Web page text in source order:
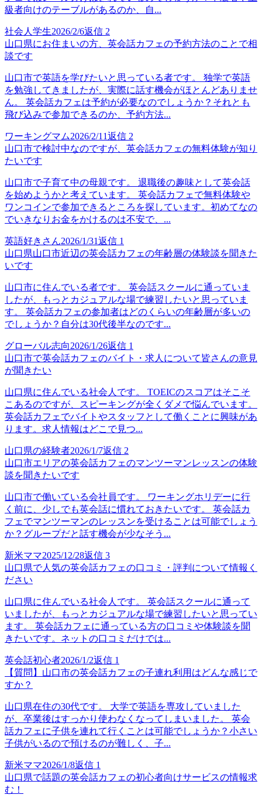
級者向けのテーブルがあるのか、自...
社会人学生2026/2/6返信 2
山口県にお住まいの方、英会話カフェの予約方法のことで相
談です
山口市で英語を学びたいと思っている者です。 独学で英語
を勉強してきましたが、実際に話す機会がほとんどありませ
ん。 英会話カフェは予約が必要なのでしょうか？それとも
飛び込みで参加できるのか、予約方法...
ワーキングマム2026/2/11返信 2
山口市で検討中なのですが、英会話カフェの無料体験が知り
たいです
山口市で子育て中の母親です。 退職後の趣味として英会話
を始めようかと考えています。 英会話カフェで無料体験や
ワンコインで参加できるところを探しています。初めてなの
でいきなりお金をかけるのは不安で、...
英語好きさん2026/1/31返信 1
山口県山口市近辺の英会話カフェの年齢層の体験談を聞きた
いです
山口市に住んでいる者です。 英会話スクールに通っていま
したが、もっとカジュアルな場で練習したいと思っていま
す。 英会話カフェの参加者はどのくらいの年齢層が多いの
でしょうか？自分は30代後半なのです...
グローバル志向2026/1/26返信 1
山口市で英会話カフェのバイト・求人について皆さんの意見
が聞きたい
山口県に住んでいる社会人です。 TOEICのスコアはそこそ
こあるのですが、スピーキングが全くダメで悩んでいます。
英会話カフェでバイトやスタッフとして働くことに興味があ
ります。求人情報はどこで見つ...
山口県の経験者2026/1/7返信 2
山口市エリアの英会話カフェのマンツーマンレッスンの体験
談を聞きたいです
山口市で働いている会社員です。 ワーキングホリデーに行
く前に、少しでも英会話に慣れておきたいです。 英会話カ
フェでマンツーマンのレッスンを受けることは可能でしょう
か？グループだと話す機会が少なそう...
新米ママ2025/12/28返信 3
山口県で人気の英会話カフェの口コミ・評判について情報く
ださい
山口県に住んでいる社会人です。 英会話スクールに通って
いましたが、もっとカジュアルな場で練習したいと思ってい
ます。 英会話カフェに通っている方の口コミや体験談を聞
きたいです。ネットの口コミだけでは...
英会話初心者2026/1/2返信 1
【質問】山口市の英会話カフェの子連れ利用はどんな感じで
すか？
山口県在住の30代です。 大学で英語を専攻していました
が、卒業後はすっかり使わなくなってしまいました。 英会
話カフェに子供を連れて行くことは可能でしょうか？小さい
子供がいるので預けるのが難しく、子...
新米ママ2026/1/8返信 1
山口県で話題の英会話カフェの初心者向けサービスの情報求
む！